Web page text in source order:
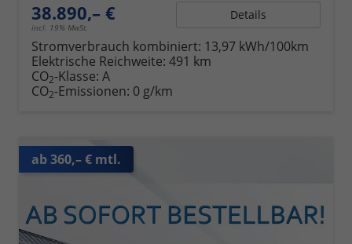
38.890,– €
incl. 19% MwSt.
Details
Stromverbrauch kombiniert: 13,97 kWh/100km
Elektrische Reichweite: 491 km
CO2-Klasse: A
CO2-Emissionen: 0 g/km
ab 360,– € mtl.